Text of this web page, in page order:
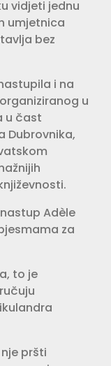
vidjeti jednu
umjetnica
bez
i na
u
u čast
Dubrovnika,
Adèle
za
to je
pršti